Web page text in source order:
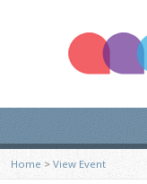
Home > View Event